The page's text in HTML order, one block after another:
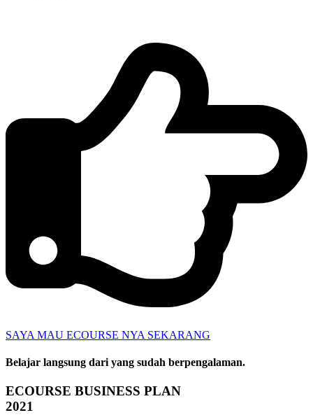
SAYA MAU ECOURSE NYA SEKARANG
Belajar langsung dari yang sudah berpengalaman.
ECOURSE BUSINESS PLAN
2021